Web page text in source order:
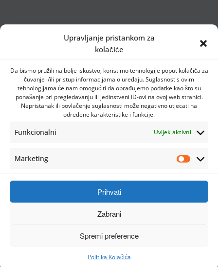
Upravljanje pristankom za
kolačiće
Da bismo pružili najbolje iskustvo, koristimo tehnologije poput kolačića za
čuvanje i/ili pristup informacijama o uređaju. Suglasnost s ovim
tehnologijama će nam omogućiti da obrađujemo podatke kao što su
ponašanje pri pregledavanju ili jedinstveni ID-ovi na ovoj web stranici.
Nepristanak ili povlačenje suglasnosti može negativno utjecati na
određene karakteristike i funkcije.
Funkcionalni Uvijek aktivni
Marketing
Prihvati
Zabrani
Spremi preference
Politika Kolačića